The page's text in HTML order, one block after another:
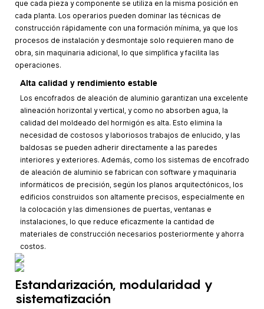
que cada pieza y componente se utiliza en la misma posición en
cada planta. Los operarios pueden dominar las técnicas de
construcción rápidamente con una formación mínima, ya que los
procesos de instalación y desmontaje solo requieren mano de
obra, sin maquinaria adicional, lo que simplifica y facilita las
operaciones.
Alta calidad y rendimiento estable
Los encofrados de aleación de aluminio garantizan una excelente
alineación horizontal y vertical, y como no absorben agua, la
calidad del moldeado del hormigón es alta. Esto elimina la
necesidad de costosos y laboriosos trabajos de enlucido, y las
baldosas se pueden adherir directamente a las paredes
interiores y exteriores. Además, como los sistemas de encofrado
de aleación de aluminio se fabrican con software y maquinaria
informáticos de precisión, según los planos arquitectónicos, los
edificios construidos son altamente precisos, especialmente en
la colocación y las dimensiones de puertas, ventanas e
instalaciones, lo que reduce eficazmente la cantidad de
materiales de construcción necesarios posteriormente y ahorra
costos.
Estandarización, modularidad y
sistematización